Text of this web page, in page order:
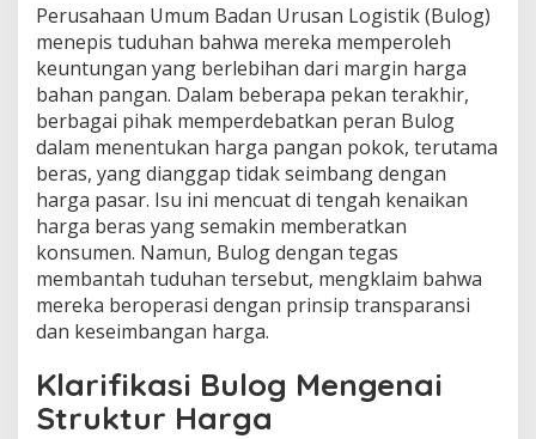
Perusahaan Umum Badan Urusan Logistik (Bulog)
menepis tuduhan bahwa mereka memperoleh
keuntungan yang berlebihan dari margin harga
bahan pangan. Dalam beberapa pekan terakhir,
berbagai pihak memperdebatkan peran Bulog
dalam menentukan harga pangan pokok, terutama
beras, yang dianggap tidak seimbang dengan
harga pasar. Isu ini mencuat di tengah kenaikan
harga beras yang semakin memberatkan
konsumen. Namun, Bulog dengan tegas
membantah tuduhan tersebut, mengklaim bahwa
mereka beroperasi dengan prinsip transparansi
dan keseimbangan harga.
Klarifikasi Bulog Mengenai
Struktur Harga